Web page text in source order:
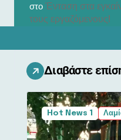
στο Ένταση στα
τους εργαζόμενους!
Διαβάστε
Hot News 1